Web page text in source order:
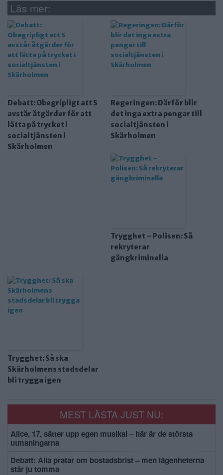
Läs mer:
Debatt: Obegripligt att S
avstår åtgärder för att
lätta på trycket i
socialtjänsten i
Skärholmen
Regeringen: Därför blir
det inga extra pengar till
socialtjänsten i
Skärholmen
Trygghet – Polisen: Så
rekryterar
gängkriminella
Trygghet: Så ska
Skärholmens stadsdelar
bli trygga igen
MEST LÄSTA JUST NU:
Alice, 17, sätter upp egen musikal – här är de största
utmaningarna
Debatt: Alla pratar om bostadsbrist – men lägenheterna
står ju tomma